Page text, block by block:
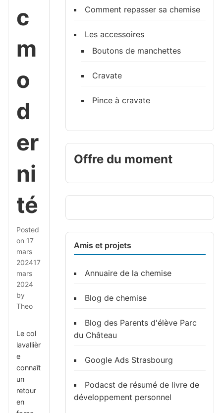
c
m
o
d
er
ni
té
Posted
on 17
mars
202417
mars
2024
by
Theo
Le col
lavallièr
e
connaît
un
retour
en
Comment repasser sa chemise
Les accessoires
Boutons de manchettes
Cravate
Pince à cravate
Offre du moment
Amis et projets
Annuaire de la chemise
Blog de chemise
Blog des Parents d'élève Parc
du Château
Google Ads Strasbourg
Podacst de résumé de livre de
développement personnel